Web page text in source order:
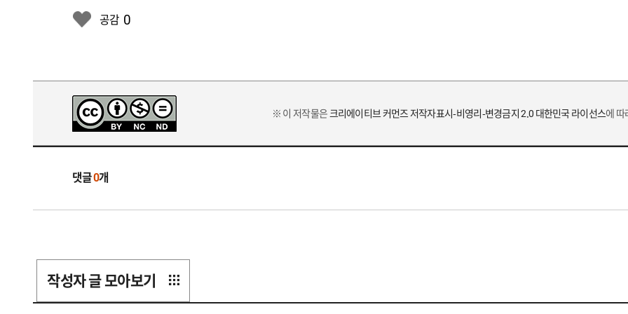
공감 0
※ 이 저작물은크리에이티브 커먼즈 저작자표시-비영리-변경금지 2.0 대한민국 라이선스에 따
댓글0개
작성자 글 모아보기